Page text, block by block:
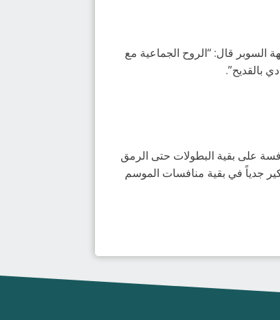
السوبر قال: “الروح الجماعية مع
بالقديح”.
على بقية البطولات حتى الرمق
جدياً في بقية منافسات الموسم